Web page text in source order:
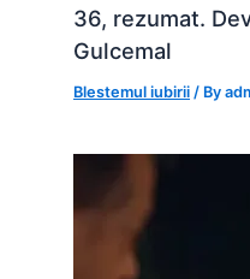
36, rezumat.
Gulcemal
Blestemul iubirii / By